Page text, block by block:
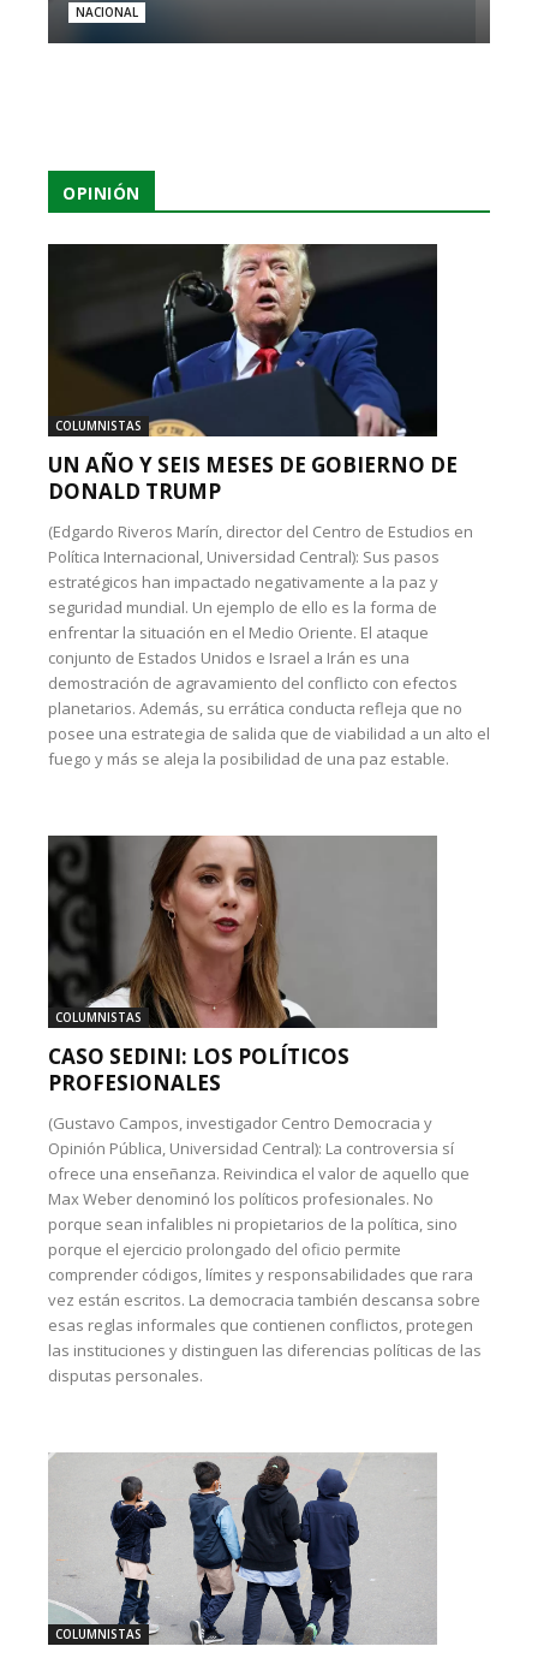
NACIONAL
OPINIÓN
COLUMNISTAS
UN AÑO Y SEIS MESES DE GOBIERNO DE
DONALD TRUMP
(Edgardo Riveros Marín, director del Centro de Estudios en
Política Internacional, Universidad Central): Sus pasos
estratégicos han impactado negativamente a la paz y
seguridad mundial. Un ejemplo de ello es la forma de
enfrentar la situación en el Medio Oriente. El ataque
conjunto de Estados Unidos e Israel a Irán es una
demostración de agravamiento del conflicto con efectos
planetarios. Además, su errática conducta refleja que no
posee una estrategia de salida que de viabilidad a un alto el
fuego y más se aleja la posibilidad de una paz estable.
COLUMNISTAS
CASO SEDINI: LOS POLÍTICOS
PROFESIONALES
(Gustavo Campos, investigador Centro Democracia y
Opinión Pública, Universidad Central): La controversia sí
ofrece una enseñanza. Reivindica el valor de aquello que
Max Weber denominó los políticos profesionales. No
porque sean infalibles ni propietarios de la política, sino
porque el ejercicio prolongado del oficio permite
comprender códigos, límites y responsabilidades que rara
vez están escritos. La democracia también descansa sobre
esas reglas informales que contienen conflictos, protegen
las instituciones y distinguen las diferencias políticas de las
disputas personales.
COLUMNISTAS